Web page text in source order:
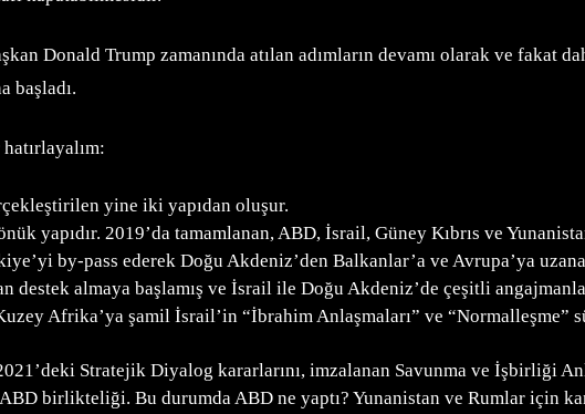
Donald Trump zamanında atılan adımların devamı olarak ve
başladı.
yine iki yapıdan oluşur.
yapıdır. 2019’da tamamlanan, ABD, İsrail, Güney Kıbrıs ve
by-pass ederek Doğu Akdeniz’den Balkanlar’a ve Avrupa’ya
destek almaya başlamış ve İsrail ile Doğu Akdeniz’de çeşitli
Afrika’ya şamil İsrail’in “İbrahim Anlaşmaları” ve “Normalleşme”
Stratejik Diyalog kararlarını, imzalanan Savunma ve İşbirliği
birlikteliği. Bu durumda ABD ne yaptı? Yunanistan ve Rumlar için